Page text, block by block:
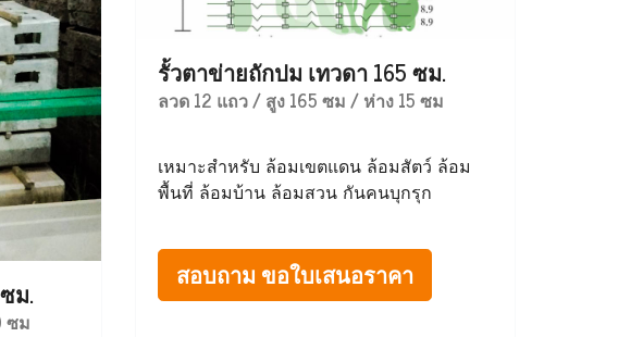
ม.
ซม
รั้วตาข่ายถักปม เทวดา 165 ซม.
ลวด 12 แถว / สูง 165 ซม / ห่าง 15 ซม
เหมาะสำหรับ ล้อมเขตแดน ล้อมสัตว์ ล้อม
พื้นที่ ล้อมบ้าน ล้อมสวน กันคนบุกรุก
สอบถาม ขอใบเสนอราคา